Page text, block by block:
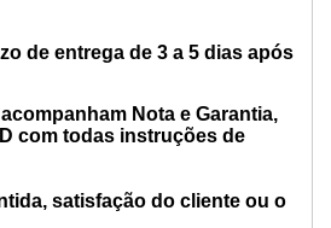
de entrega de 3 a 5 dias após
Nota e Garantia,
com todas instruções de
satisfação do cliente ou o